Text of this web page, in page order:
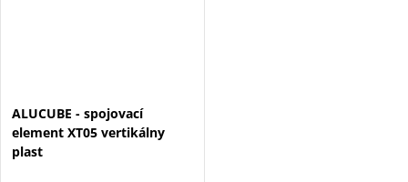
ALUCUBE - spojovací
element XT05 vertikálny
plast